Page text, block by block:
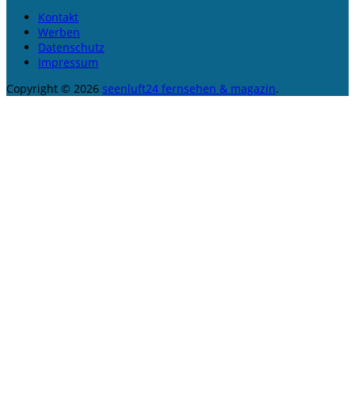
Kontakt
Werben
Datenschutz
Impressum
Copyright © 2026 seenluft24 fernsehen & magazin.